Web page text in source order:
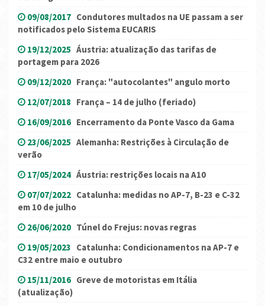
09/08/2017 Condutores multados na UE passam a ser
notificados pelo Sistema EUCARIS
19/12/2025 Áustria: atualização das tarifas de
portagem para 2026
09/12/2020 França: "autocolantes" angulo morto
12/07/2018 França – 14 de julho (feriado)
16/09/2016 Encerramento da Ponte Vasco da Gama
23/06/2025 Alemanha: Restrições à Circulação de
verão
17/05/2024 Áustria: restrições locais na A10
07/07/2022 Catalunha: medidas no AP-7, B-23 e C-32
em 10 de julho
26/06/2020 Túnel do Frejus: novas regras
19/05/2023 Catalunha: Condicionamentos na AP-7 e
C32 entre maio e outubro
15/11/2016 Greve de motoristas em Itália
(atualização)